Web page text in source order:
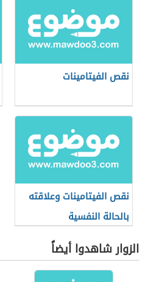
نقص الفيتامينات
نقص الفيتامينات وعلاقته
بالحالة النفسية
الزوار شاهدوا أيضاً